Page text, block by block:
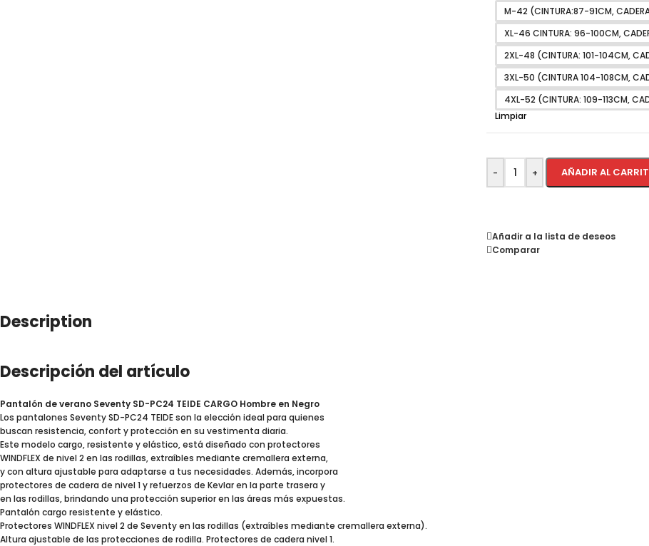
M-42 (CINTURA:87-91CM,
XL-46 CINTURA: 96-100CM,
2XL-48 (CINTURA: 101-104CM,
3XL-50 (CINTURA 104-108CM,
4XL-52 (CINTURA: 109-113CM,
Limpiar
- + AÑADIR AL
Añadir a la lista de deseos
Comparar
Description
Descripción del artículo
Pantalón de verano Seventy SD-PC24 TEIDE CARGO Hombre en Negro
Los pantalones Seventy SD-PC24 TEIDE son la elección ideal para quienes
buscan resistencia, confort y protección en su vestimenta diaria.
Este modelo cargo, resistente y elástico, está diseñado con protectores
WINDFLEX de nivel 2 en las rodillas, extraíbles mediante cremallera externa,
y con altura ajustable para adaptarse a tus necesidades. Además, incorpora
protectores de cadera de nivel 1 y refuerzos de Kevlar en la parte trasera y
en las rodillas, brindando una protección superior en las áreas más expuestas.
Pantalón cargo resistente y elástico.
Protectores WINDFLEX nivel 2 de Seventy en las rodillas (extraíbles mediante cremallera externa).
Altura ajustable de las protecciones de rodilla. Protectores de cadera nivel 1.